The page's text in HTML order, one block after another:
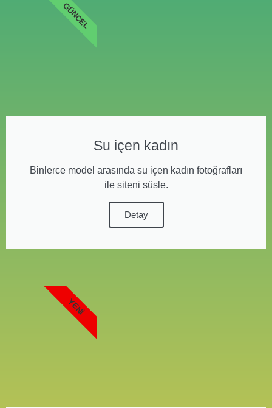
Su içen kadın
Binlerce model arasında su içen kadın fotoğrafları
ile siteni süsle.
Detay
GÜNCEL
YENI